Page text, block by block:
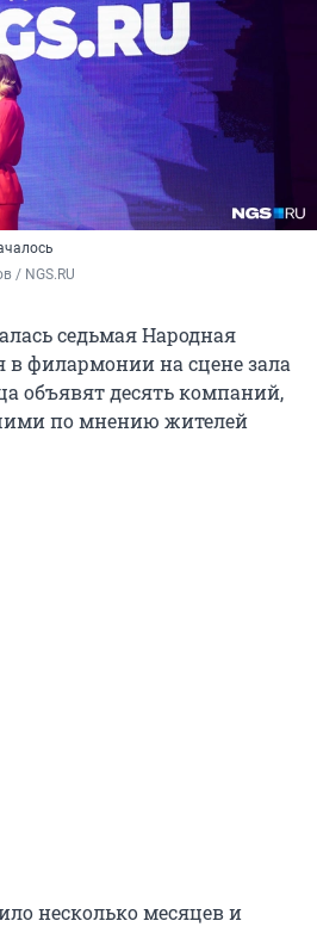
/ NGS.RU
седьмая Народная
в филармонии на сцене зала
объявят десять компаний,
по мнению жителей
несколько месяцев и